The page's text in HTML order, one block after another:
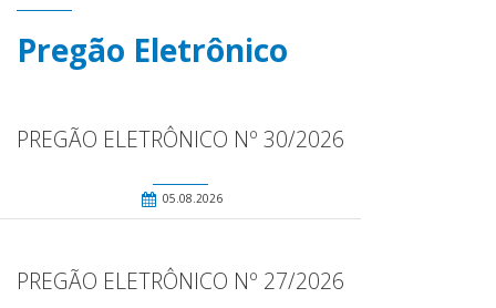
Pregão Eletrônico
PREGÃO ELETRÔNICO Nº 30/2026
05.08.2026
PREGÃO ELETRÔNICO Nº 27/2026